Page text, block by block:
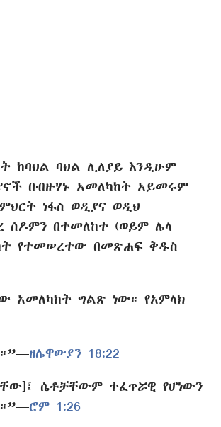
ከባህል ባህል ሊለያይ እንዲሁም
በብዙሃኑ አመለካከት አይመሩም
ነፋስ ወዲያና ወዲህ
ሰዶምን በተመለከተ (ወይም ሌላ
የተመሠረተው በመጽሐፍ ቅዱስ
አመለካከት ግልጽ ነው። የአምላክ
ዘሌዋውያን 18:22
ሴቶቻቸውም ተፈጥሯዊ የሆነውን
ሮም 1:26